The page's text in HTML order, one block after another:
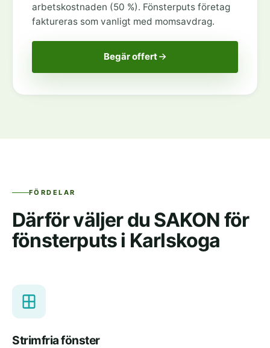
arbetskostnaden (50 %). Fönsterputs företag
faktureras som vanligt med momsavdrag.
Begär offert
FÖRDELAR
Därför väljer du SAKON för
fönsterputs i Karlskoga
Strimfria fönster